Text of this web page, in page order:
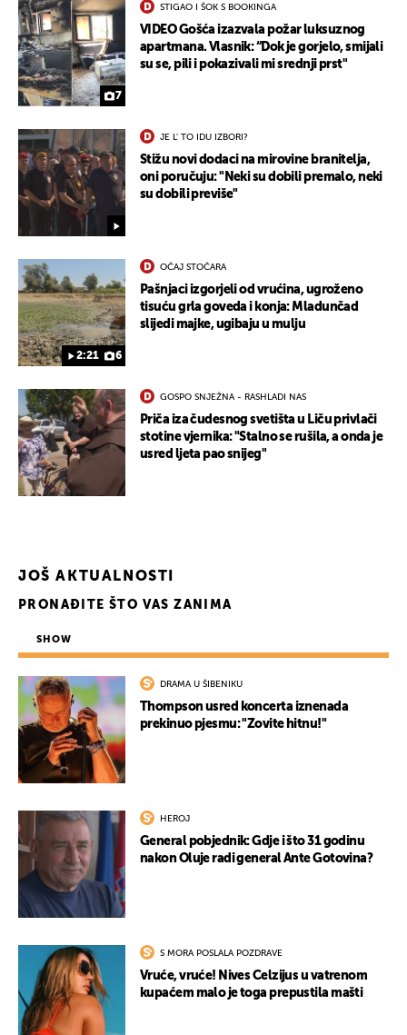
7
STIGAO I ŠOK S BOOKINGA
VIDEO Gošća izazvala požar luksuznog
apartmana. Vlasnik: “Dok je gorjelo, smijali
su se, pili i pokazivali mi srednji prst"
JE L' TO IDU IZBORI?
Stižu novi dodaci na mirovine branitelja,
oni poručuju: "Neki su dobili premalo, neki
su dobili previše"
2:21 6
OČAJ STOČARA
Pašnjaci izgorjeli od vrućina, ugroženo
tisuću grla goveda i konja: Mladunčad
slijedi majke, ugibaju u mulju
GOSPO SNJEŽNA - RASHLADI NAS
Priča iza čudesnog svetišta u Liču privlači
stotine vjernika: "Stalno se rušila, a onda je
usred ljeta pao snijeg"
JOŠ AKTUALNOSTI
PRONAĐITE ŠTO VAS ZANIMA
SHOW
DRAMA U ŠIBENIKU
Thompson usred koncerta iznenada
prekinuo pjesmu: "Zovite hitnu!"
HEROJ
General pobjednik: Gdje i što 31 godinu
nakon Oluje radi general Ante Gotovina?
S MORA POSLALA POZDRAVE
Vruće, vruće! Nives Celzijus u vatrenom
kupaćem malo je toga prepustila mašti
UKLJUČITE NOTIFIKACIJE